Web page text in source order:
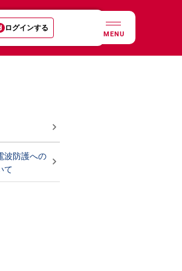
ログインする
MENU
波防護への
て